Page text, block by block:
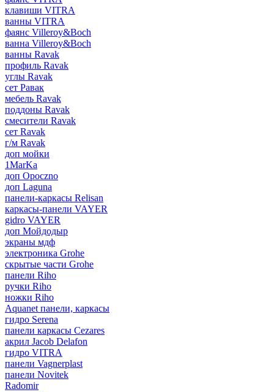
клавиши VITRA
ванны VITRA
фаянс Villeroy&Boch
ванна Villeroy&Boch
ванны Ravak
профиль Ravak
углы Ravak
сет Равак
мебель Ravak
поддоны Ravak
смесители Ravak
сет Ravak
г/м Ravak
доп мойки
1MarKa
доп Opoczno
доп Laguna
панели-каркасы Relisan
каркасы-панели VAYER
gidro VAYER
доп Мойдодыр
экраны мдф
электроника Grohe
скрытые части Grohe
панели Riho
ручки Riho
ножки Riho
Aquanet панели, каркасы
гидро Serena
панели каркасы Cezares
акрил Jacob Delafon
гидро VITRA
панели Vagnerplast
панели Novitek
Radomir